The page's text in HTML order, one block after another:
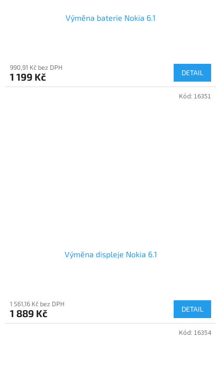
Výměna baterie Nokia 6.1
990,91 Kč bez DPH
1 199 Kč DETAIL
Výměna displeje Nokia 6.1
1 561,16 Kč bez DPH
1 889 Kč DETAIL
Kód: 16351
Kód: 16354